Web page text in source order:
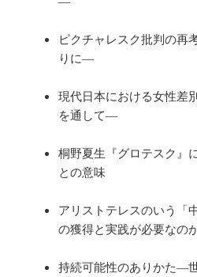
ピクチャレスク批判の
りに―
現代日本における女性差
を通して―
桐野夏生『グロテスク』
との意味
アリストテレスのいう「
の獲得と実践が必要なの
持続可能性のありかた―